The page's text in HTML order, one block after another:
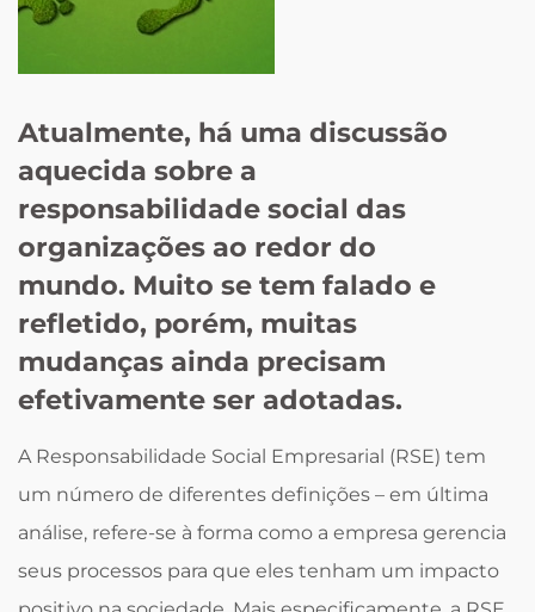
Atualmente, há uma discussão
aquecida sobre a
responsabilidade social das
organizações ao redor do
mundo. Muito se tem falado e
refletido, porém, muitas
mudanças ainda precisam
efetivamente ser adotadas.
A Responsabilidade Social Empresarial (RSE) tem
um número de diferentes definições – em última
análise, refere-se à forma como a empresa gerencia
seus processos para que eles tenham um impacto